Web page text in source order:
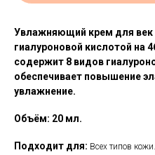
Увлажняющий крем для век
гиалуроновой кислотой на
содержит 8 видов
обеспечивает повышение
увлажнение.
Объём: 20 мл.
Подходит для: Всех типов кожи.